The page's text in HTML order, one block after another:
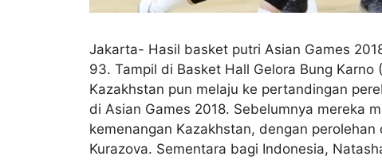
Jakarta- Hasil basket putri Asian Games
93. Tampil di Basket Hall Gelora Bung
Kazakhstan pun melaju ke pertandingan
di Asian Games 2018. Sebelumnya mereka
kemenangan Kazakhstan, dengan
Kurazova. Sementara bagi Indonesia,